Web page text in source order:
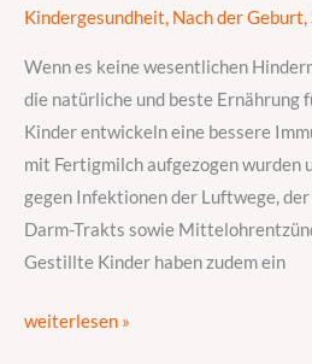
Kindergesundheit, Nach der Geburt,
Wenn es keine wesentlichen
die natürliche und beste Ernährung
Kinder entwickeln eine bessere
mit Fertigmilch aufgezogen wurden
gegen Infektionen der Luftwege,
Darm-Trakts sowie
Gestillte Kinder haben zudem ein
Mutter
und
Kind
weiterlesen »